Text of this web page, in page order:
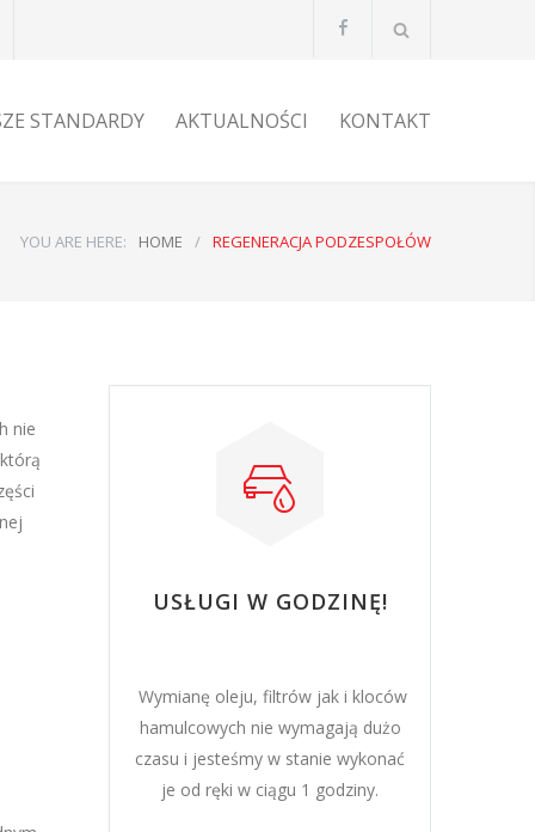
STANDARDY AKTUALNOŚCI KONTAKT
YOU ARE HERE: HOME / REGENERACJA PODZESPOŁÓW
nie
USŁUGI W GODZINĘ!
Wymianę oleju, filtrów jak i kloców
hamulcowych nie wymagają dużo
czasu i jesteśmy w stanie wykonać
je od ręki w ciągu 1 godziny.